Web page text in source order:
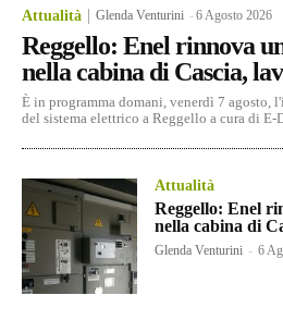
Attualità Glenda Venturini -6 Agosto 2026
Reggello: Enel rinnova
nella cabina di Cascia,
È in programma domani, venerdì 7 agosto,
del sistema elettrico a Reggello a cura di E-
Attualità
Reggello: Enel
nella cabina di
Glenda Venturini - 6